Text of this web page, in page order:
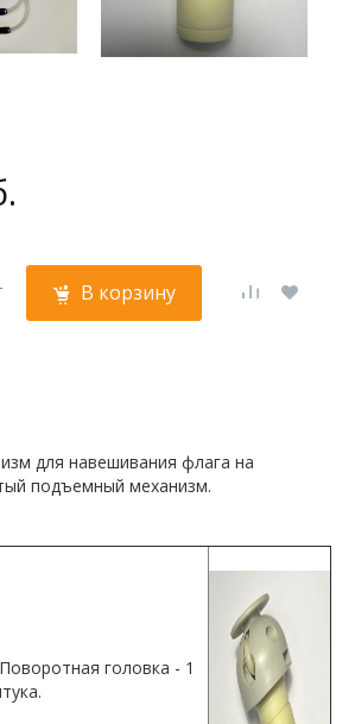
В корзину
для навешивания флага на
подъемный механизм.
Поворотная головка - 1